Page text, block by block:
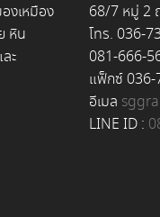
งเหมือง
หิน
ะ
68/7 หมู่ 2
โทร. 036-
081-666-
แฟ็กซ์ 036-
อีเมล
LINE ID :